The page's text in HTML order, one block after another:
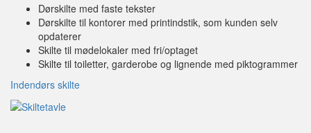
Dørskilte med faste tekster
Dørskilte til kontorer med printindstik, som kunden selv
opdaterer
Skilte til mødelokaler med fri/optaget
Skilte til toiletter, garderobe og lignende med piktogrammer
Indendørs skilte